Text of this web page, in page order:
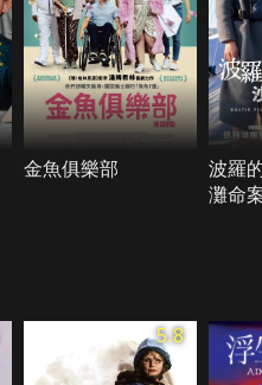
金魚俱樂部
波羅
灘命
5.8